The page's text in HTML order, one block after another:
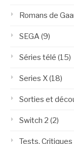
Romans de
SEGA(9)
Séries télé (15)
Series X(18)
Sorties et
Switch 2 (2)
Tests,